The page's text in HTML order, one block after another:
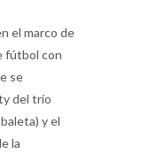
el marco de
fútbol con
se
del trío
y el
la